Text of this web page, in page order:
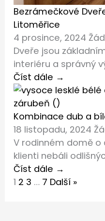
Bezrámečkové
Litoměřice
4 prosince, 2024
Dveře jsou
interiéru a správný
Číst dále →
Kombinace dub a
18 listopadu, 2024
V rodinném domě o
klienti nebáli
Číst dále →
1 2 3 … 7 Další »